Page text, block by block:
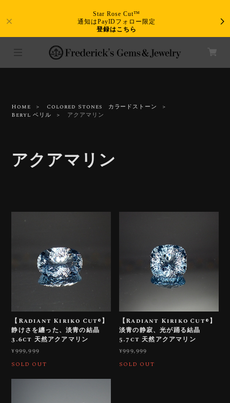
Star Rose Cut™
通知はPayIDフォロー限定
登録はこちら
Home
Colored Stones カラードストーン
Beryl ベリル
アクアマリン
アクアマリン
【Radiant Kiriko Cut®︎】
静けさを纏った、淡青の結晶
3.6ct 天然アクアマリン
¥999,999
SOLD OUT
【Radiant Kiriko Cut®︎】
淡青の静寂、光が踊る結晶
5.7ct 天然アクアマリン
¥999,999
SOLD OUT